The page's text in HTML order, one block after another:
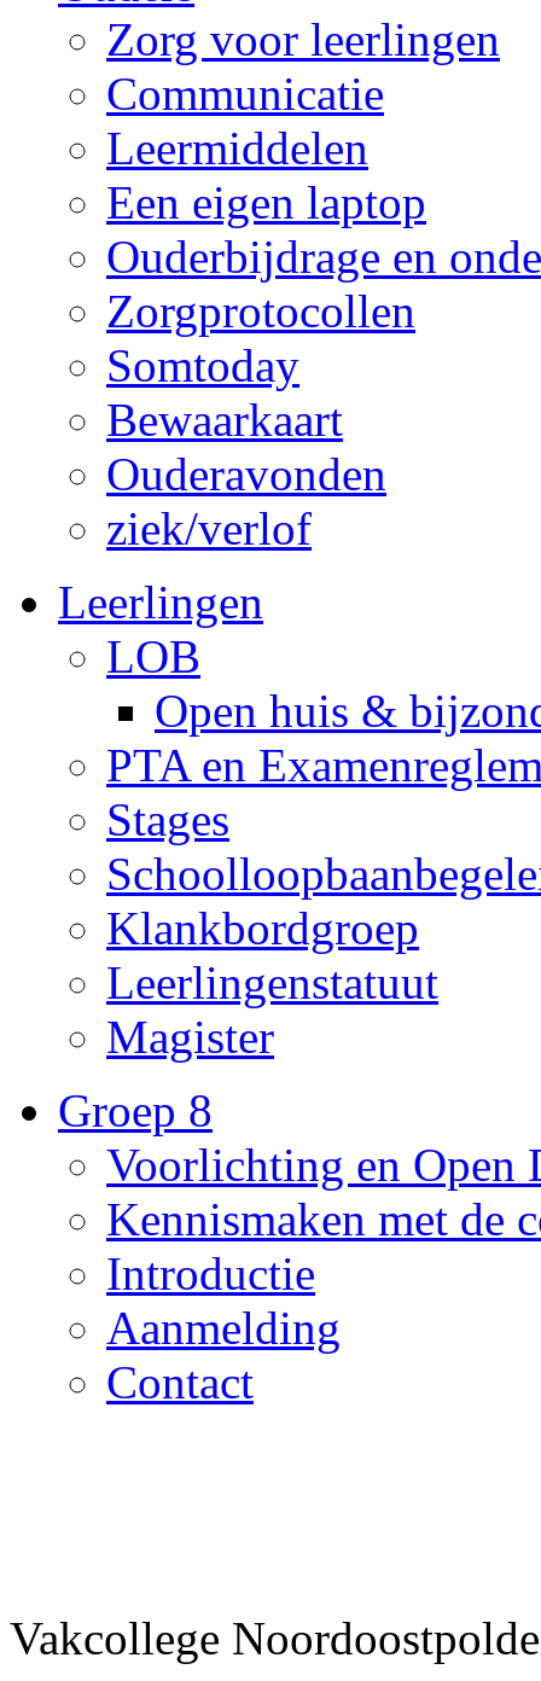
Zorg voor leerlingen
Communicatie
Leermiddelen
Een eigen laptop
Ouderbijdrage en
Zorgprotocollen
Somtoday
Bewaarkaart
Ouderavonden
ziek/verlof
Leerlingen
LOB
Open huis &
PTA en
Stages
Klankbordgroep
Leerlingenstatuut
Magister
Groep 8
Voorlichting en Open
Kennismaken met de
Introductie
Aanmelding
Contact
Vakcollege